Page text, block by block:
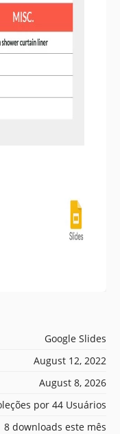
Google Slides
August 12, 2022
August 8, 2026
por 44 Usuários
8 downloads este mês